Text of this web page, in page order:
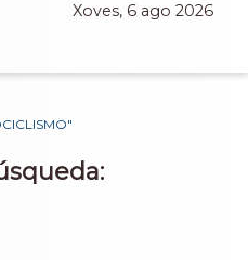
Xoves, 6 ago 2026